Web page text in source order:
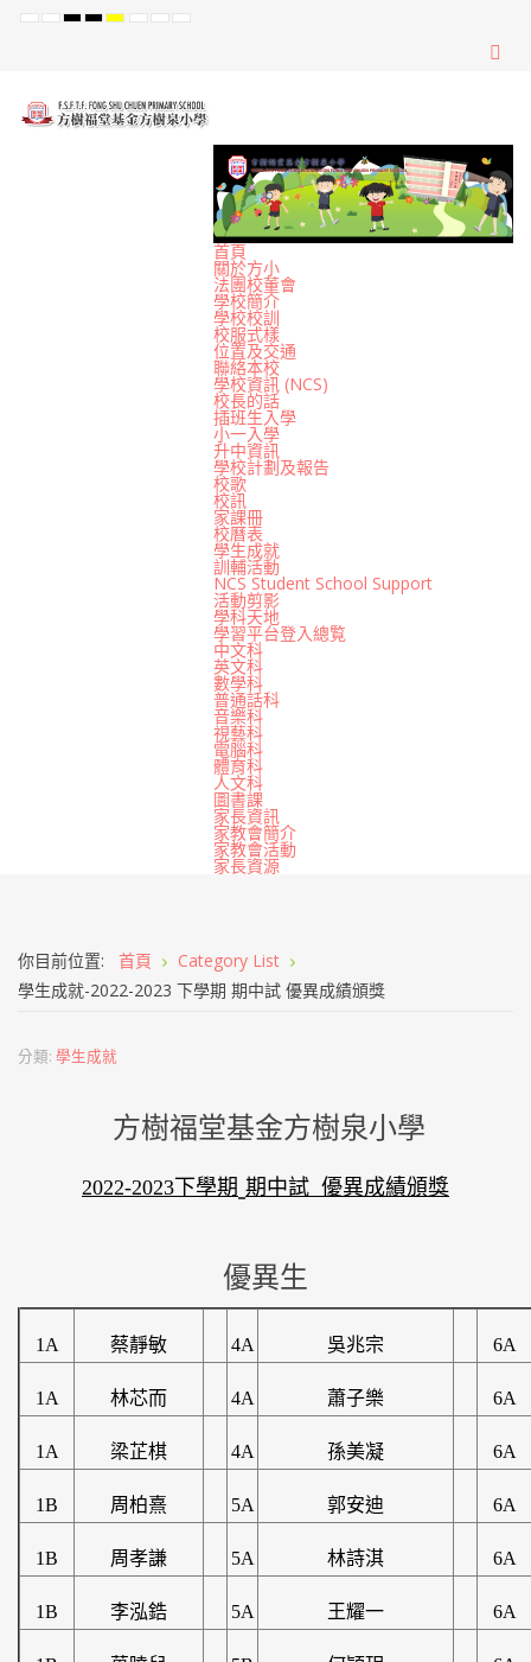
Default
NightHighHighHighSetSetSet
首頁
關於方小
法團校董會
學校簡介
學校校訓
校服式樣
位置及交通
聯絡本校
學校資訊 (NCS)
校長的話
插班生入學
小一入學
升中資訊
學校計劃及報告
校歌
校訊
家課冊
校曆表
學生成就
訓輔活動
NCS Student School Support
活動剪影
學科天地
學習平台登入總覧
中文科
英文科
數學科
普通話科
音樂科
視藝科
電腦科
體育科
人文科
圖書課
家長資訊
家教會簡介
家教會活動
家長資源
你目前位置: 首頁
Category List
學生成就-2022-2023 下學期 期中試 優異成績頒獎
分類: 學生成就
方樹福堂基金方樹泉小學
2022-2023下學期 期中試 優異成績頒獎
優異生
1A 蔡靜敏 4A 吳兆宗 6A
1A 林芯而 4A 蕭子樂 6A
1A 梁芷棋 4A 孫美凝 6A
1B 周柏熹 5A 郭安迪 6A
1B 周孝謙 5A 林詩淇 6A
1B 李泓鋯 5A 王耀一 6A